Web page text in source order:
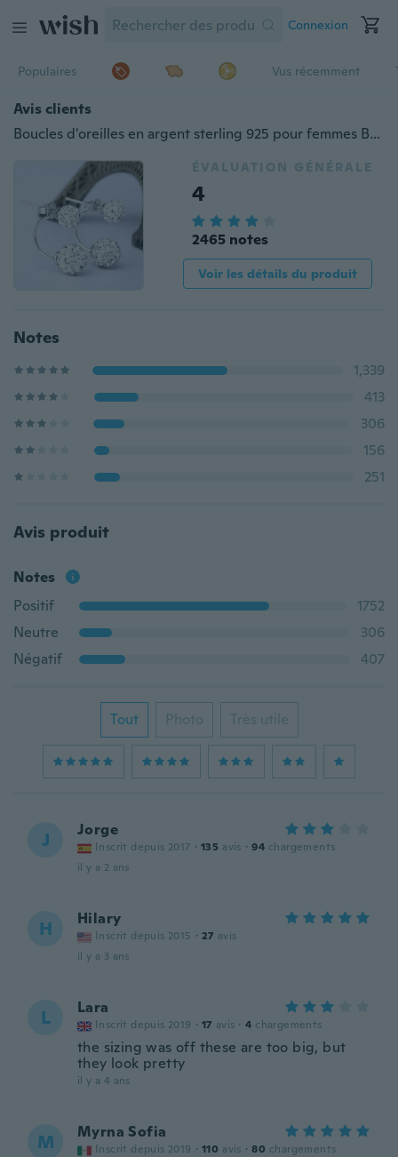
Connexion
Populaires Vus récemment
Avis clients
Boucles d'oreilles en argent sterling 925 pour femmes Boucles d'oreilles en forme de boule de haute qualité
ÉVALUATION GÉNÉRALE
4
2465 notes
Voir les détails du produit
Notes
1,339
413
306
156
251
Avis produit
Notes
Positif
1752
Neutre
306
Négatif
407
Tout Photo Très utile
J Jorge
Inscrit depuis 2017 · 135 avis · 94 chargements
il y a 2 ans
H Hilary
Inscrit depuis 2015 · 27 avis
il y a 3 ans
L Lara
Inscrit depuis 2019 · 17 avis · 4 chargements
the sizing was off these are too big, but
they look pretty
il y a 4 ans
M Myrna Sofia
Inscrit depuis 2019 · 110 avis · 80 chargements